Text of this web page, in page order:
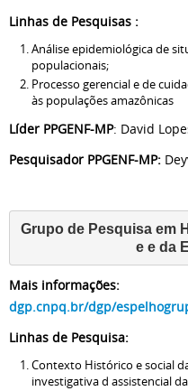
Linhas de Pesquisas :
Análise epidemiológica de
populacionais;
Processo gerencial e de
às populações amazônicas
Líder PPGENF-MP: David
Pesquisador PPGENF-MP:
Grupo de Pesquisa em
e e da
Mais informações:
dgp.cnpq.br/dgp/
Linhas de Pesquisa:
Contexto Histórico e social
investigativa d assistencial